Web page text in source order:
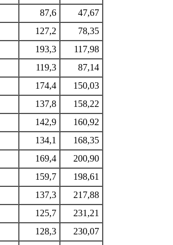
87,6
47,67
127,2
78,35
193,3
117,98
119,3
87,14
174,4
150,03
137,8
158,22
142,9
160,92
134,1
168,35
169,4
200,90
159,7
198,61
137,3
217,88
125,7
231,21
128,3
230,07